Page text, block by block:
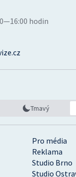
Pro média
Reklama
Studio Brno
Studio
hodin
Tmavý